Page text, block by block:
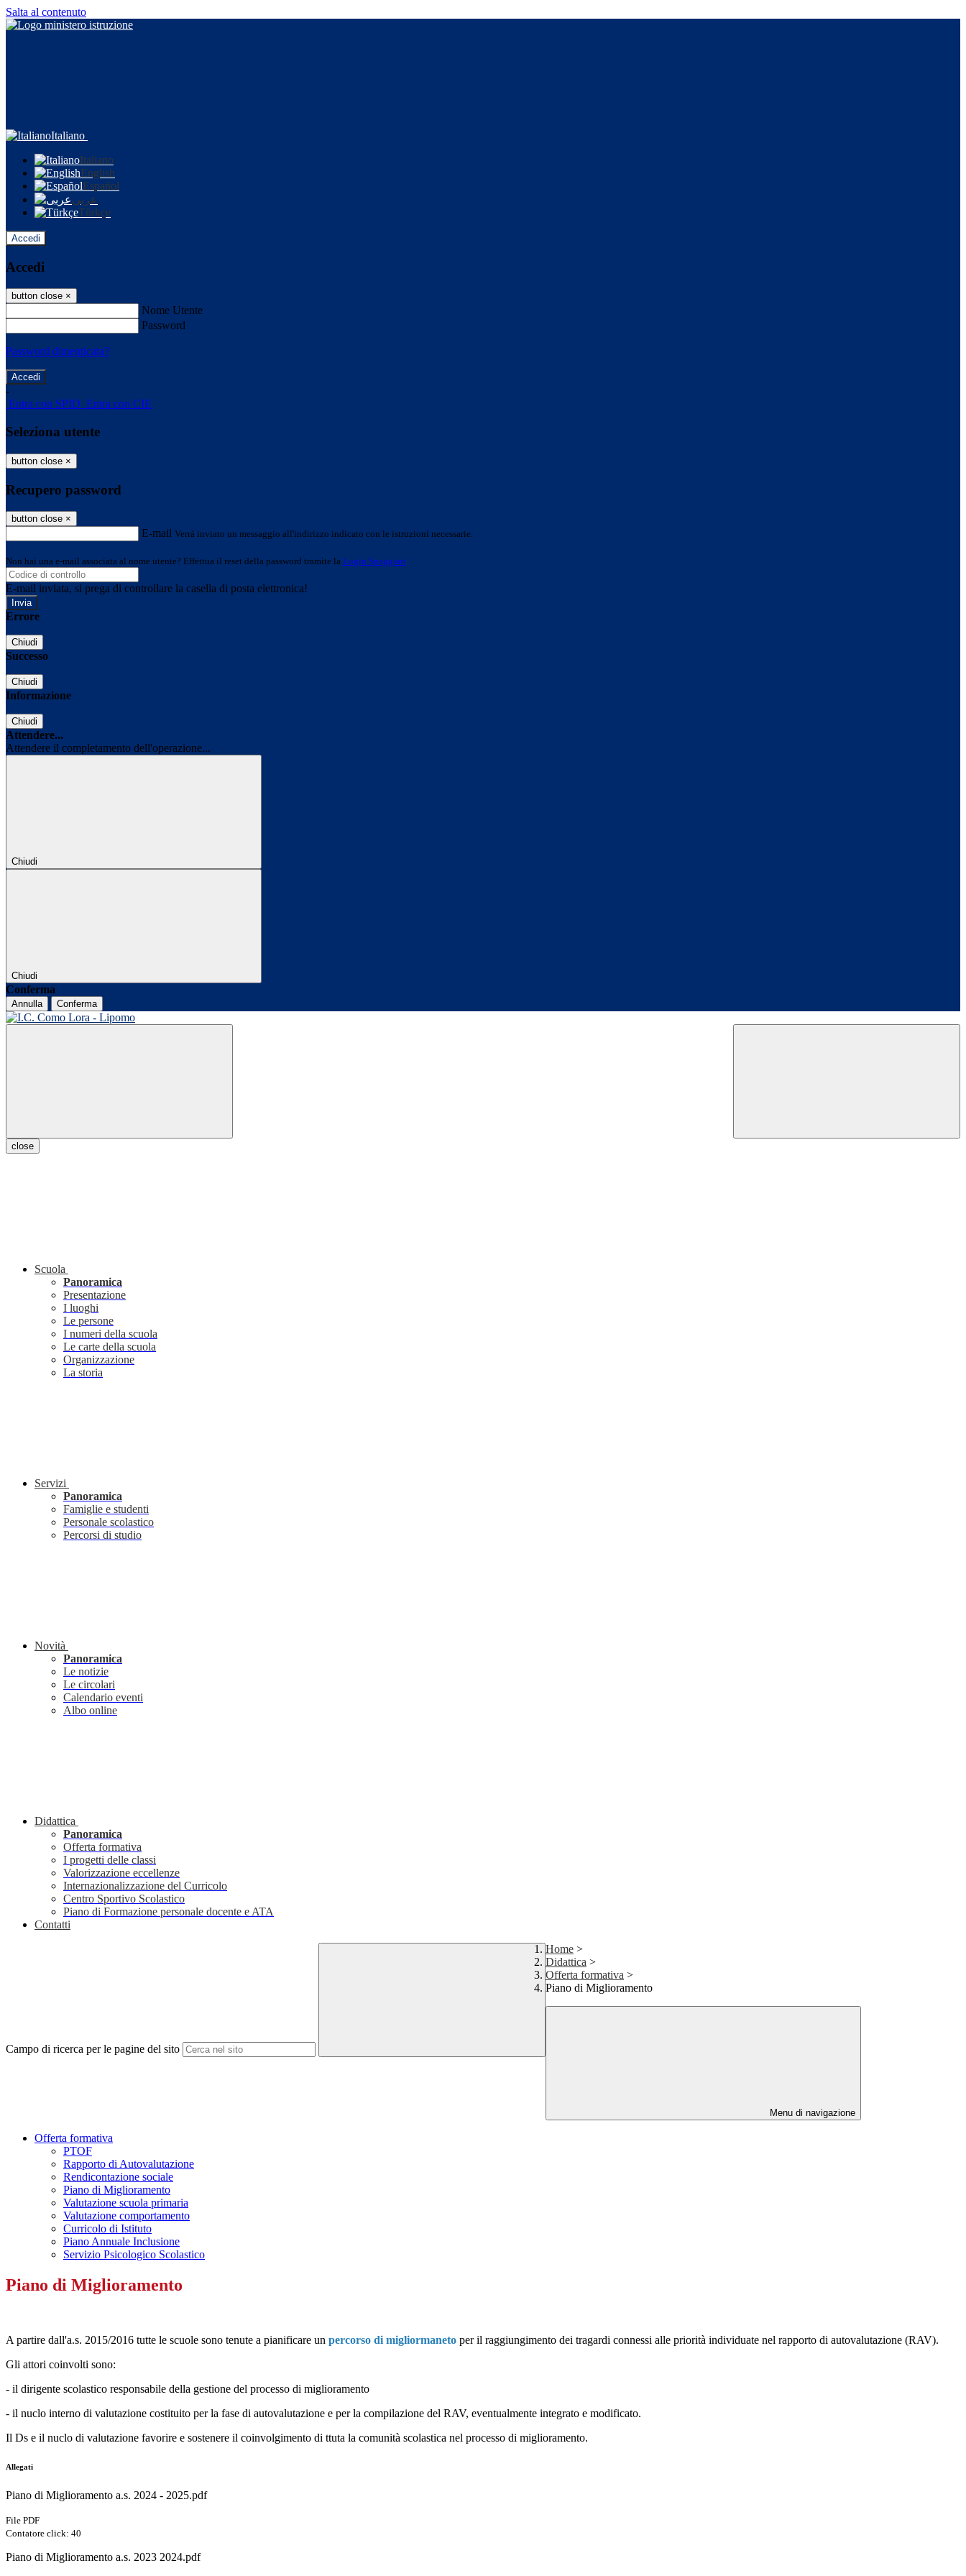
Salta al contenuto
Italiano
Italiano
English
Español
عربى
Türkçe
Accedi
Accedi
button close ×
Nome Utente
Password
Password dimenticata?
-
Entra con SPID Entra con CIE
Seleziona utente
button close ×
Recupero password
button close ×
E-mail Verrà inviato un messaggio all'indirizzo indicato con le istruzioni necessarie.
Non hai una e-mail associata al nome utente? Effettua il reset della password tramite la Login Spaggiari
E-mail inviata, si prega di controllare la casella di posta elettronica!
Errore
Chiudi
Successo
Chiudi
Informazione
Chiudi
Attendere...
Attendere il completamento dell'operazione...
Chiudi
Chiudi
Conferma
Annulla Conferma
close
Scuola
Panoramica
Presentazione
I luoghi
Le persone
I numeri della scuola
Le carte della scuola
Organizzazione
La storia
Servizi
Panoramica
Famiglie e studenti
Personale scolastico
Percorsi di studio
Novità
Panoramica
Le notizie
Le circolari
Calendario eventi
Albo online
Didattica
Panoramica
Offerta formativa
I progetti delle classi
Valorizzazione eccellenze
Internazionalizzazione del Curricolo
Centro Sportivo Scolastico
Piano di Formazione personale docente e ATA
Contatti
Campo di ricerca per le pagine del sito
Home >
Didattica >
Offerta formativa >
Piano di Miglioramento
Menu di navigazione
Offerta formativa
PTOF
Rapporto di Autovalutazione
Rendicontazione sociale
Piano di Miglioramento
Valutazione scuola primaria
Valutazione comportamento
Curricolo di Istituto
Piano Annuale Inclusione
Servizio Psicologico Scolastico
Piano di Miglioramento
A partire dall'a.s. 2015/2016 tutte le scuole sono tenute a pianificare un percorso di migliormaneto per il raggiungimento dei tragardi connessi alle priorità individuate nel rapporto di autovalutazione (RAV).
Gli attori coinvolti sono:
- il dirigente scolastico responsabile della gestione del processo di miglioramento
- il nuclo interno di valutazione costituito per la fase di autovalutazione e per la compilazione del RAV, eventualmente integrato e modificato.
Il Ds e il nuclo di valutazione favorire e sostenere il coinvolgimento di ttuta la comunità scolastica nel processo di miglioramento.
Allegati
Piano di Miglioramento a.s. 2024 - 2025.pdf
File PDF
Contatore click: 40
Piano di Miglioramento a.s. 2023 2024.pdf